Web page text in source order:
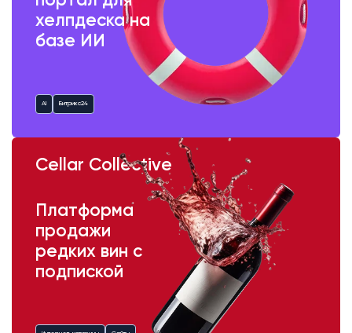
хелпдеска на
базе ИИ
AI Битрикс24
Cellar Collective
Платформа
продажи
редких вин с
подпиской